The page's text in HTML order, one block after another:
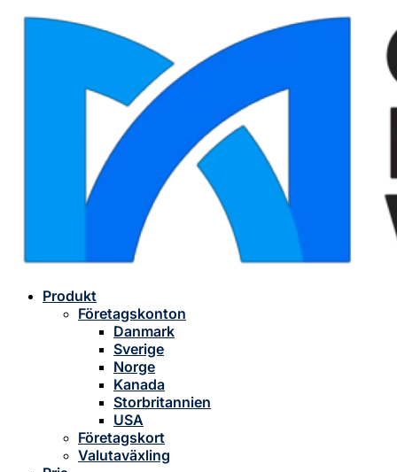
Produkt
Företagskonton
Danmark
Sverige
Norge
Kanada
Storbritannien
USA
Företagskort
Valutaväxling